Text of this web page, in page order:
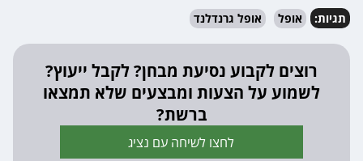
תגיות: אופל אופל גרנדלנד
רוצים לקבוע נסיעת מבחן? לקבל ייעוץ?
לשמוע על הצעות ומבצעים שלא תמצאו
ברשת?
לחצו לשיחה עם נציג